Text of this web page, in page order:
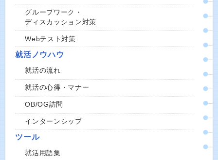
グループワーク・
ディスカッション対策
Webテスト対策
就活ノウハウ
就活の流れ
就活の心得・マナー
OB/OG訪問
インターンシップ
ツール
就活用語集